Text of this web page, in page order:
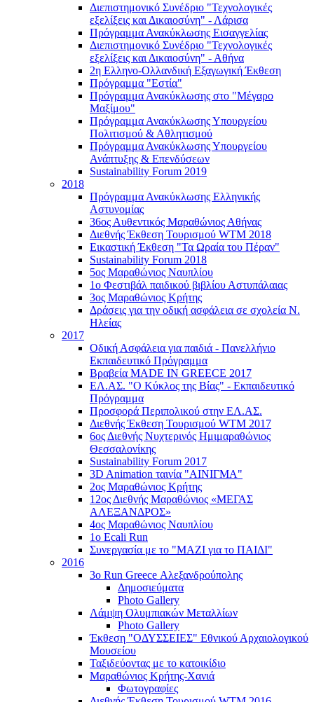
Διεπιστημονικό Συνέδριο "Τεχνολογικές
εξελίξεις και Δικαιοσύνη" - Λάρισα
Πρόγραμμα Ανακύκλωσης Εισαγγελίας
Διεπιστημονικό Συνέδριο "Τεχνολογικές
εξελίξεις και Δικαιοσύνη" - Αθήνα
2η Ελληνο-Ολλανδική Εξαγωγική Έκθεση
Πρόγραμμα "Εστία"
Πρόγραμμα Ανακύκλωσης στο "Μέγαρο
Μαξίμου"
Πρόγραμμα Ανακύκλωσης Υπουργείου
Πολιτισμού & Αθλητισμού
Πρόγραμμα Ανακύκλωσης Υπουργείου
Ανάπτυξης & Επενδύσεων
Sustainability Forum 2019
2018
Πρόγραμμα Ανακύκλωσης Ελληνικής
Αστυνομίας
36ος Αυθεντικός Μαραθώνιος Αθήνας
Διεθνής Έκθεση Τουρισμού WTM 2018
Εικαστική Έκθεση "Τα Ωραία του Πέραν"
Sustainability Forum 2018
5ος Μαραθώνιος Ναυπλίου
1ο Φεστιβάλ παιδικού βιβλίου Αστυπάλαιας
3ος Μαραθώνιος Κρήτης
Δράσεις για την οδική ασφάλεια σε σχολεία Ν.
Ηλείας
2017
Οδική Ασφάλεια για παιδιά - Πανελλήνιο
Εκπαιδευτικό Πρόγραμμα
Βραβεία MADE IN GREECE 2017
ΕΛ.ΑΣ. "Ο Κύκλος της Βίας" - Εκπαιδευτικό
Πρόγραμμα
Προσφορά Περιπολικού στην ΕΛ.ΑΣ.
Διεθνής Έκθεση Τουρισμού WTM 2017
6ος Διεθνής Νυχτερινός Ημιμαραθώνιος
Θεσσαλονίκης
Sustainability Forum 2017
3D Animation ταινία "ΑΙΝΙΓΜΑ"
2ος Μαραθώνιος Κρήτης
12ος Διεθνής Μαραθώνιος «ΜΕΓΑΣ
ΑΛΕΞΑΝΔΡΟΣ»
4ος Μαραθώνιος Ναυπλίου
1ο Ecali Run
Συνεργασία με το "ΜΑΖΙ για το ΠΑΙΔΙ"
2016
3ο Run Greece Αλεξανδρούπολης
Δημοσιεύματα
Photo Gallery
Λάμψη Ολυμπιακών Μεταλλίων
Photo Gallery
Έκθεση "ΟΔΥΣΣΕΙΕΣ" Εθνικού Αρχαιολογικού
Μουσείου
Ταξιδεύοντας με το κατοικίδιο
Μαραθώνιος Κρήτης-Χανιά
Φωτογραφίες